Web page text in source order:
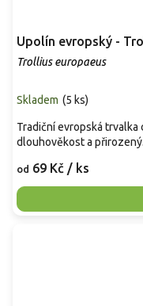
Upolín evropský -
Trollius europaeus
Skladem (5 ks)
od 69 Kč / ks
Tradiční evropská
dlouhověkost a